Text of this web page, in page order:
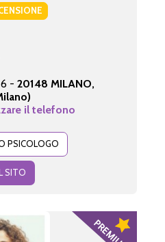
- 20148 MILANO,
il telefono
PSICOLOGO
SITO